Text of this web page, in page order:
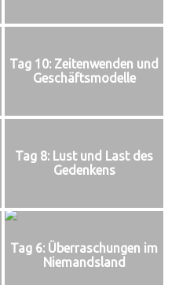
Tag 10: Zeitenwenden und
Geschäftsmodelle
Tag 8: Lust und Last des
Gedenkens
Tag 6: Überraschungen im
Niemandsland